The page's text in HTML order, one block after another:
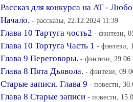
Рассказ для конкурса на АТ -
Начало. - рассказы, 22.12.2024 11:39
Глава 10 Тартуга чость2 - фэнтези,
Глава 10 Тортуга Часть 1 - фэнтези,
Глава 9 Переговоры. - фэнтези,
Глава 8 Пята Дьявола. - фэнтези,
Старые записи. Глава 9 - повести,
Глава 8 Старые записи - повести,